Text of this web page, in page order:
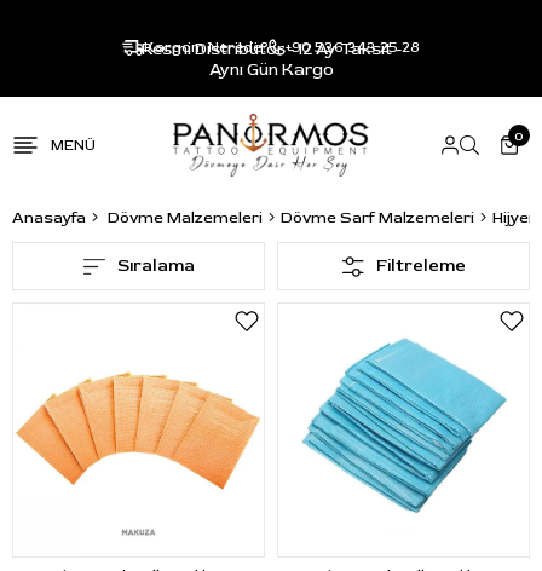
Resmi Distribütör - 12 Ay Taksit -
Aynı Gün Kargo
Kargom Nerede? +90 536 343 25 28
0
Anasayfa Dövme Malzemeleri Dövme Sarf Malzemeleri
Filtreleme
Sıralama